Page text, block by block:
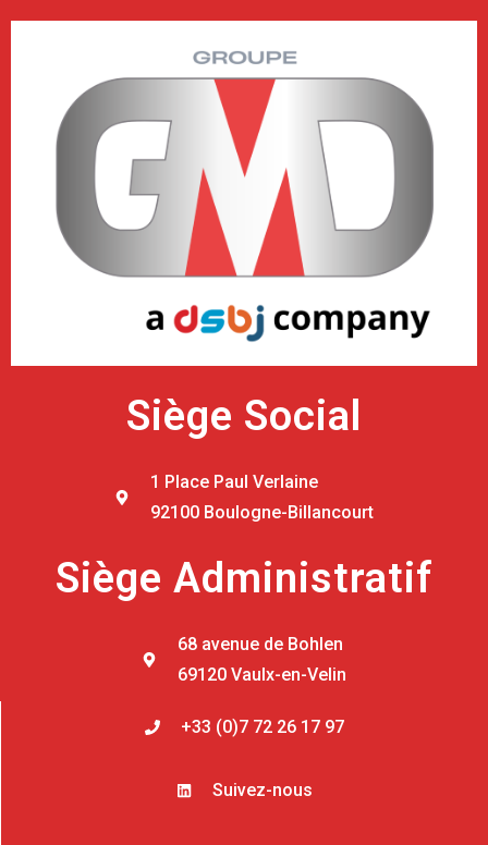
Siège Social
1 Place Paul Verlaine
92100 Boulogne-Billancourt
Siège Administratif
68 avenue de Bohlen
69120 Vaulx-en-Velin
+33 (0)7 72 26 17 97
Suivez-nous